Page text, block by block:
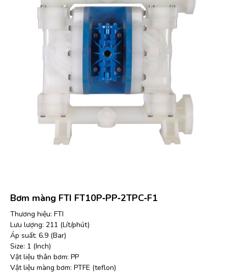
Bơm màng FTI FT10P‐PP‐2TPC‐F1
Thương hiệu: FTI
Lưu lượng: 211 (Lít/phút)
Áp suất: 6.9 (Bar)
Size: 1 (Inch)
Vật liệu thân bơm: PP
Vật liệu màng bơm: PTFE (teflon)